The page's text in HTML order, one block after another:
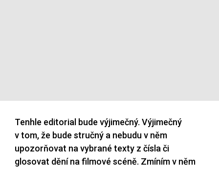
Tenhle editorial bude výjimečný. Výjimečný
v tom, že bude stručný a nebudu v něm
upozorňovat na vybrané texty z čísla či
glosovat dění na filmové scéně. Zmíním v něm